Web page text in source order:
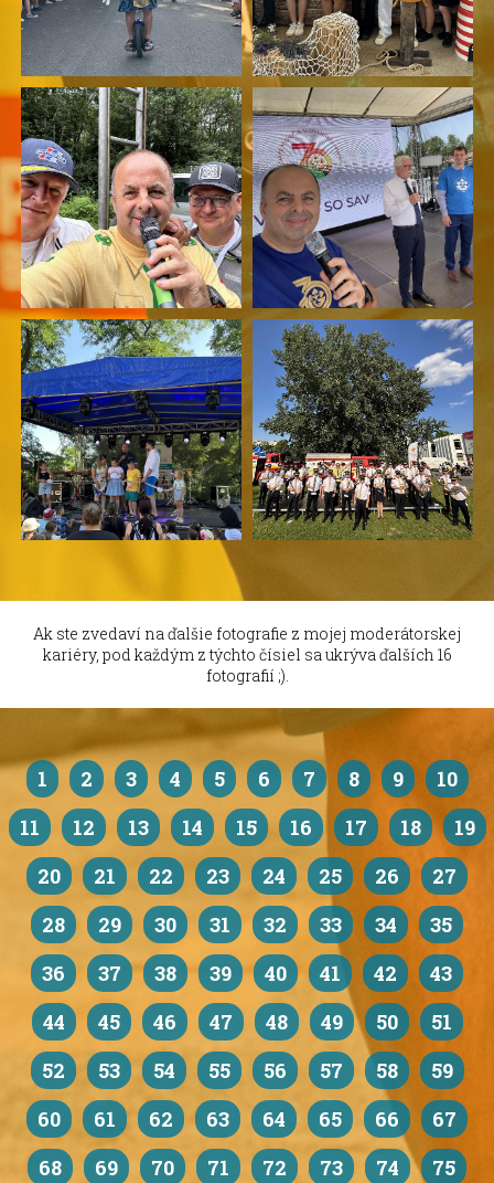
Ak ste zvedaví na ďalšie fotografie z mojej moderátorskej
kariéry, pod každým z týchto čísiel sa ukrýva ďalších 16
fotografií ;).
1 2 3 4 5 6 7 8 9
10
11
12 13 14 15 16 17 18
19
20
21 22 23 24 25 26
27
28
29 30 31 32 33 34
35
36
37 38 39 40 41 42
43
44
45 46 47 48 49 50
51
52
53 54 55 56 57 58
59
60
61 62 63 64 65 66
67
68
69 70 71 72 73 74
75